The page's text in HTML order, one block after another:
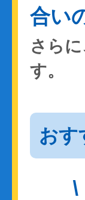
合い
さらに
す。
おす